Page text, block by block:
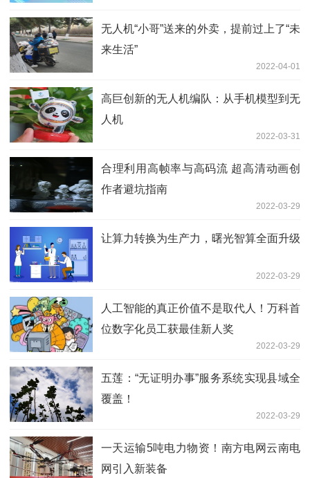
无人机“小哥”送来的外卖，提前过上了“未
来生活”
2022-04-01
高巨创新的无人机编队：从手机模型到无
人机
2022-03-31
合理利用高帧率与高码流 超高清动画创
作者避坑指南
2022-03-29
让算力转换为生产力，曙光智算全面升级
2022-03-29
人工智能的真正价值不是取代人！万科首
位数字化员工获最佳新人奖
2022-03-29
五莲：“无证明办事”服务系统实现县域全
覆盖！
2022-03-29
一天运输5吨电力物资！南方电网云南电
网引入新装备